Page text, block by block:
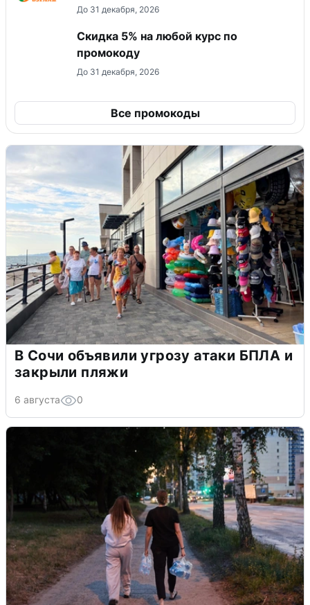
До 31 декабря, 2026
Скидка 5% на любой курс по
промокоду
До 31 декабря, 2026
Все промокоды
В Сочи объявили угрозу атаки БПЛА и
закрыли пляжи
6 августа 0